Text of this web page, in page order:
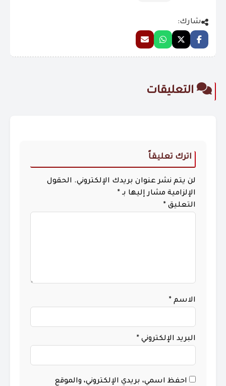
شارك:
التعليقات
اترك تعليقاً
لن يتم نشر عنوان بريدك الإلكتروني. الحقول
الإلزامية مشار إليها بـ *
التعليق *
الاسم *
البريد الإلكتروني *
احفظ اسمي، بريدي الإلكتروني، والموقع